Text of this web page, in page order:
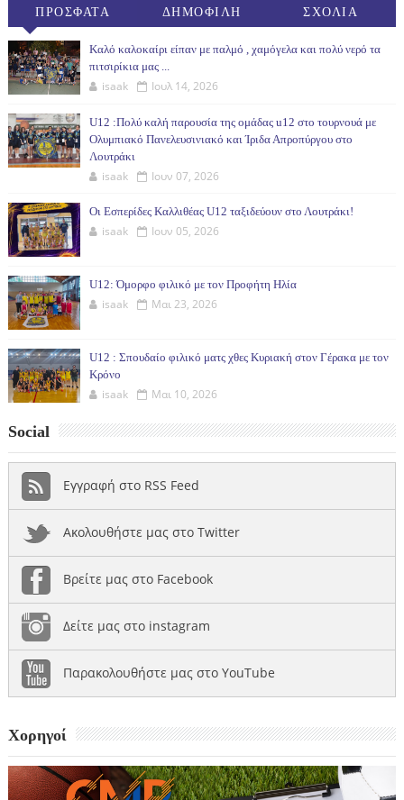
ΠΡΟΣΦΑΤΑ ΔΗΜΟΦΙΛΗ ΣΧΟΛΙΑ
Καλό καλοκαίρι είπαν με παλμό , χαμόγελα και πολύ νερό τα
πιτσιρίκια μας ...
isaak Ιουλ 14, 2026
U12 :Πολύ καλή παρουσία της ομάδας u12 στο τουρνουά με
Ολυμπιακό Πανελευσινιακό και Ίριδα Απροπύργου στο
Λουτράκι
isaak Ιουν 07, 2026
Οι Εσπερίδες Καλλιθέας U12 ταξιδεύουν στο Λουτράκι!
isaak Ιουν 05, 2026
U12: Όμορφο φιλικό με τον Προφήτη Ηλία
isaak Μαι 23, 2026
U12 : Σπουδαίο φιλικό ματς χθες Κυριακή στον Γέρακα με τον
Κρόνο
isaak Μαι 10, 2026
Social
Εγγραφή στο RSS Feed
Ακολουθήστε μας στο Twitter
Βρείτε μας στο Facebook
Δείτε μας στο instagram
Παρακολουθήστε μας στο YouTube
Χορηγοί